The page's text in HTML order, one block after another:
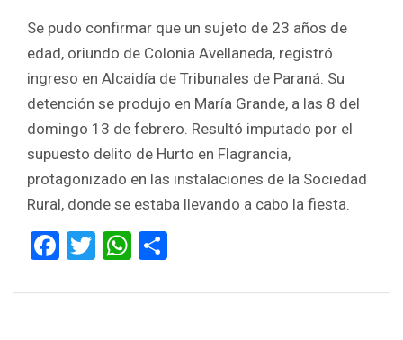
Se pudo confirmar que un sujeto de 23 años de
edad, oriundo de Colonia Avellaneda, registró
ingreso en Alcaidía de Tribunales de Paraná. Su
detención se produjo en María Grande, a las 8 del
domingo 13 de febrero. Resultó imputado por el
supuesto delito de Hurto en Flagrancia,
protagonizado en las instalaciones de la Sociedad
Rural, donde se estaba llevando a cabo la fiesta.
F
ce
T
tt
W
at ar